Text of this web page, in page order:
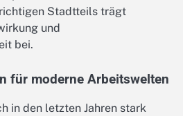
Stadtteils trägt
und
bei.
für moderne Arbeitswelten
in den letzten Jahren stark